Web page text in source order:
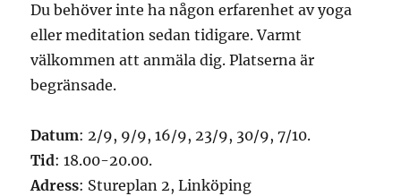
Du behöver inte ha någon erfarenhet av yoga
eller meditation sedan tidigare. Varmt
välkommen att anmäla dig. Platserna är
begränsade.
Datum: 2/9, 9/9, 16/9, 23/9, 30/9, 7/10.
Tid: 18.00-20.00.
Adress: Stureplan 2, Linköping